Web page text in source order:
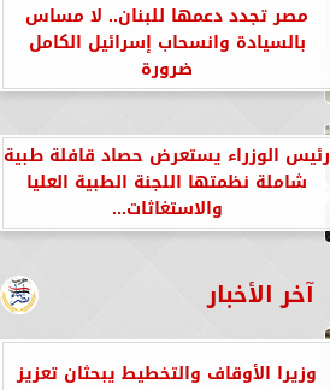
مصر تجدد دعمها للبنان.. لا مساس
بالسيادة وانسحاب إسرائيل الكامل
ضرورة
رئيس الوزراء يستعرض حصاد قافلة طبية
شاملة نظمتها اللجنة الطبية العليا
والاستغاثات...
آخر الأخبار
وزيرا الأوقاف والتخطيط يبحثان تعزيز